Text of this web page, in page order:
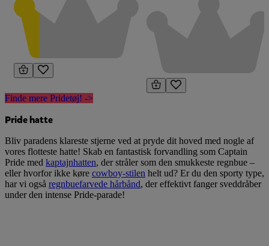
Finde mere Pridetøj! ->
Pride hatte
Bliv paradens klareste stjerne ved at pryde dit hoved med nogle af
vores flotteste hatte! Skab en fantastisk forvandling som Captain
Pride med kaptajnhatten, der stråler som den smukkeste regnbue –
eller hvorfor ikke køre cowboy-stilen helt ud? Er du den sporty type,
har vi også regnbuefarvede hårbånd, der effektivt fanger sveddråber
under den intense Pride-parade!